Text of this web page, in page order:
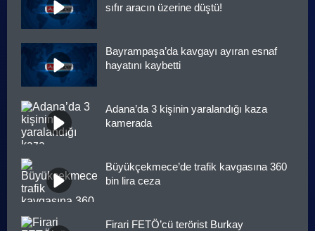
sıfır aracın üzerine düştü!
Bayrampaşa’da kavgayı ayıran esnaf
hayatını kaybetti
Adana’da 3 kişinin yaralandığı kaza
kamerada
Büyükçekmece’de trafik kavgasına 360
bin lira ceza
Firari FETÖ’cü terörist Burkay